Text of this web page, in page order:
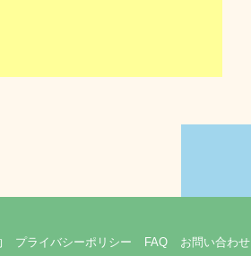
プライバシーポリシー FAQ お問い合わせ